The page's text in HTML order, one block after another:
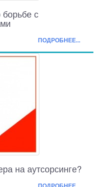
с
ПОДРОБНЕЕ...
на аутсорсинге?